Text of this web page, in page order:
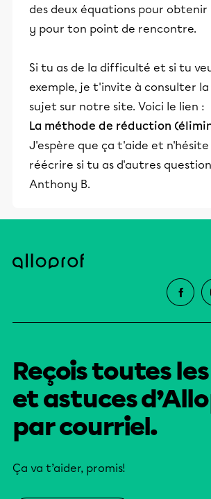
des deux équations pour obtenir
y pour ton point de rencontre.
Si tu as de la difficulté et si tu
exemple, je t'invite à consulter
sujet sur notre site. Voici le lien :
La méthode de réduction
J'espère que ça t'aide et n'hésite
réécrire si tu as d'autres
Anthony B.
Reçois toutes
et astuces
par courriel.
Ça va t’aider, promis!